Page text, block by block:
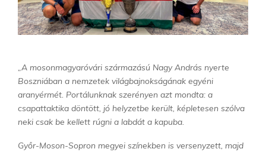
„A mosonmagyaróvári származású Nagy András nyerte
Boszniában a nemzetek világbajnokságának egyéni
aranyérmét. Portálunknak szerényen azt mondta: a
csapattaktika döntött, jó helyzetbe került, képletesen szólva
neki csak be kellett rúgni a labdát a kapuba.
Győr-Moson-Sopron megyei színekben is versenyzett, majd